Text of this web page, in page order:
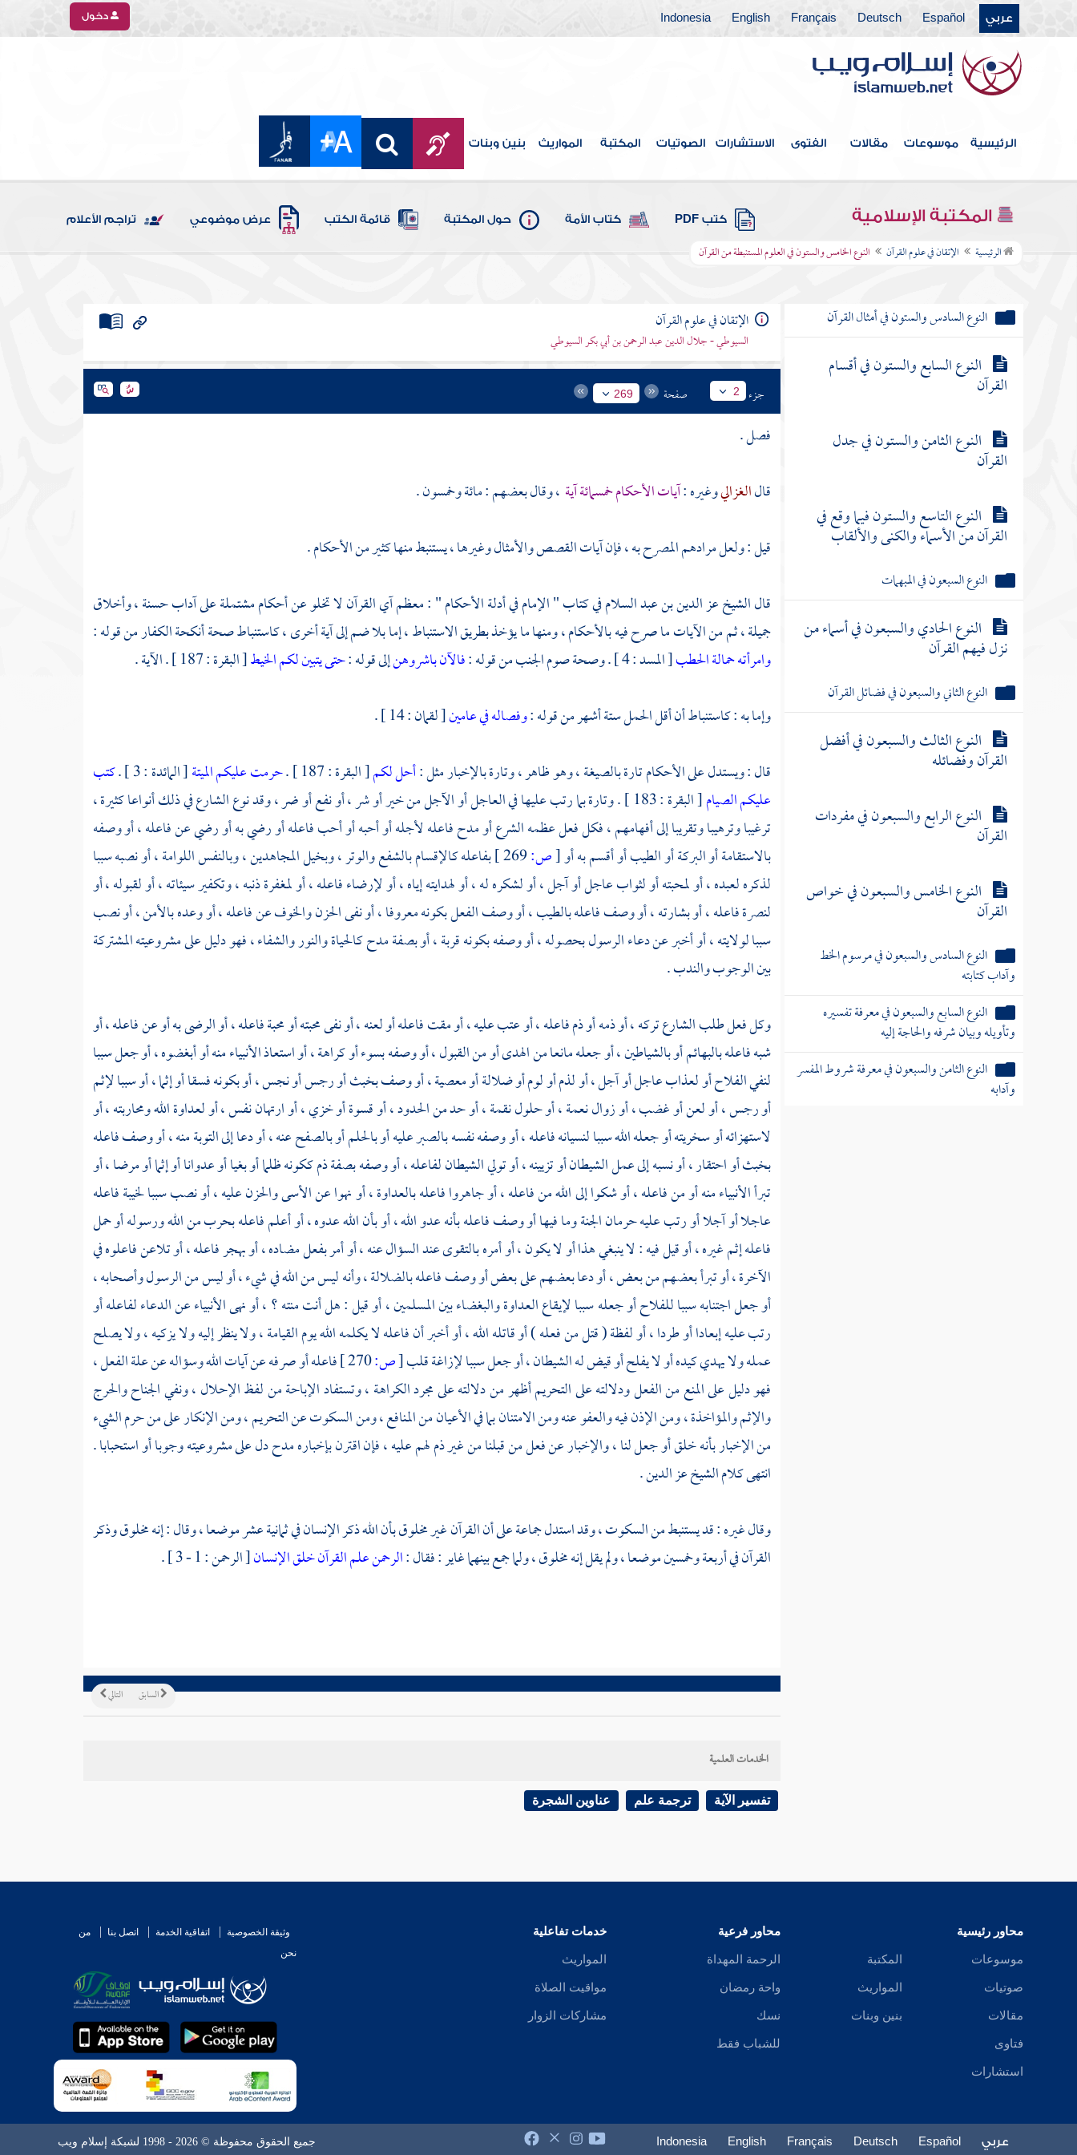
عربي Español
Deutsch
Français
English
Indonesia دخول
الرئيسية موسوعات مقالات الفتوى الاستشارات الصوتيات المكتبة المواريث بنين وبنات
المكتبة الإسلامية كتب PDF كتاب الأمة حول المكتبة قائمة الكتب عرض موضوعي تراجم الأعلام
الرئيسية الإتقان في علوم القرآن النوع الخامس والستون في العلوم المستنبطة من القرآن
النوع الحادي والستون في خواتم
السور
النوع الثاني والستون في مناسبة الآيات والسور
النوع الثالث والستون في الآيات
النوع الرابع والستون في إعجاز القرآن
النوع الخامس والستون في العلوم
النوع السادس والستون في أمثال القرآن
النوع السابع والستون في أقسام
القرآن
النوع الثامن والستون في جدل
القرآن
النوع التاسع والستون فيما وقع في
القرآن من الأسماء والكنى والألقاب
النوع السبعون في المبهمات
النوع الحادي والسبعون في أسماء من
نزل فيهم القرآن
النوع الثاني والسبعون في فضائل القرآن
النوع الثالث والسبعون في أفضل
القرآن وفضائله
النوع الرابع والسبعون في مفردات
القرآن
النوع الخامس والسبعون في خواص
القرآن
النوع السادس والسبعون في مرسوم الخط
وآداب كتابته
النوع السابع والسبعون في معرفة تفسيره
وتأويله وبيان شرفه والحاجة إليه
النوع الثامن والسبعون في معرفة شروط المفسر
وآدابه
الإتقان في علوم القرآن
السيوطي - جلال الدين عبد الرحمن بن أبي بكر السيوطي
جزء 2 صفحة 269
فصل .
قالالغزاليوغيره :آيات الأحكام خمسمائة آية ، وقال بعضهم : مائة وخمسون .
قيل : ولعل مرادهم المصرح به ، فإن آيات القصص والأمثال وغيرها ، يستنبط منها كثير من الأحكام .
قال الشيخعز الدين بن عبد السلامفي كتاب " الإمام في أدلة الأحكام " : معظم آي القرآن لا تخلو عن أحكام مشتملة على آداب حسنة ، وأخلاق
جميلة ، ثم من الآيات ما صرح فيه بالأحكام ، ومنها ما يؤخذ بطريق الاستنباط ، إما بلا ضم إلى آية أخرى ، كاستنباط صحة أنكحة الكفار من قوله :
وامرأته حمالة الحطب[ المسد : 4 ] . وصحة صوم الجنب من قوله : فالآن باشروهنإلى قوله :حتى يتبين لكم الخيط[ البقرة : 187 ] . الآية .
وإما به : كاستنباط أن أقل الحمل ستة أشهر من قوله :وفصاله في عامين[ لقمان : 14 ] .
قال : ويستدل على الأحكام تارة بالصيغة ، وهو ظاهر ، وتارة بالإخبار مثل :أحل لكم[ البقرة : 187 ] . حرمت عليكم الميتة[ المائدة : 3 ] .
كتب
عليكم الصيام
[ البقرة : 183 ] . وتارة بما رتب عليها في العاجل أو الآجل من خير أو شر ، أو نفع أو ضر ، وقد نوع الشارع في ذلك أنواعا كثيرة ،
ترغيبا وترهيبا وتقريبا إلى أفهامهم ، فكل فعل عظمه الشرع أو مدح فاعله لأجله أو أحبه أو أحب فاعله أو رضي به أو رضي عن فاعله ، أو وصفه
بالاستقامة أو البركة أو الطيب أو أقسم به أو[ص:
بفاعله كالإقسام بالشفع والوتر ، وبخيل المجاهدين ، وبالنفس اللوامة ، أو نصبه سببا
لذكره لعبده ، أو لمحبته أو لثواب عاجل أو آجل ، أو لشكره له ، أو لهدايته إياه ، أو لإرضاء فاعله ، أو لمغفرة ذنبه ، وتكفير سيئاته ، أو لقبوله ، أو
لنصرة فاعله ، أو بشارته ، أو وصف فاعله بالطيب ، أو وصف الفعل بكونه معروفا ، أو نفى الحزن والخوف عن فاعله ، أو وعده بالأمن ، أو نصب
سببا لولايته ، أو أخبر عن دعاء الرسول بحصوله ، أو وصفه بكونه قربة ، أو بصفة مدح كالحياة والنور والشفاء ، فهو دليل على مشروعيته المشتركة
بين الوجوب والندب .
وكل فعل طلب الشارع تركه ، أو ذمه أو ذم فاعله ، أو عتب عليه ، أو مقت فاعله أو لعنه ، أو نفى محبته أو محبة فاعله ، أو الرضى به أو عن فاعله ، أو
شبه فاعله بالبهائم أو بالشياطين ، أو جعله مانعا من الهدى أو من القبول ، أو وصفه بسوء أو كراهة ، أو استعاذ الأنبياء منه أو أبغضوه ، أو جعل سببا
لنفي الفلاح أو لعذاب عاجل أو آجل ، أو لذم أو لوم أو ضلالة أو معصية ، أو وصف بخبث أو رجس أو نجس ، أو بكونه فسقا أو إثما ، أو سببا لإثم
أو رجس ، أو لعن أو غضب ، أو زوال نعمة ، أو حلول نقمة ، أو حد من الحدود ، أو قسوة أو خزي ، أو ارتهان نفس ، أو لعداوة الله ومحاربته ، أو
لاستهزائه أو سخريته أو جعله الله سببا لنسيانه فاعله ، أو وصفه نفسه بالصبر عليه أو بالحلم أو بالصفح عنه ، أو دعا إلى التوبة منه ، أو وصف فاعله
بخبث أو احتقار ، أو نسبه إلى عمل الشيطان أو تزيينه ، أو تولي الشيطان لفاعله ، أو وصفه بصفة ذم ككونه ظلما أو بغيا أو عدوانا أو إثما أو مرضا ، أو
تبرأ الأنبياء منه أو من فاعله ، أو شكوا إلى الله من فاعله ، أو جاهروا فاعله بالعداوة ، أو نهوا عن الأسى والحزن عليه ، أو نصب سببا لخيبة فاعله
عاجلا أو آجلا أو رتب عليه حرمان الجنة وما فيها أو وصف فاعله بأنه عدو الله ، أو بأن الله عدوه ، أو أعلم فاعله بحرب من الله ورسوله أو حمل
فاعله إثم غيره ، أو قيل فيه : لا ينبغي هذا أو لا يكون ، أو أمره بالتقوى عند السؤال عنه ، أو أمر بفعل مضاده ، أو بهجر فاعله ، أو تلاعن فاعلوه في
الآخرة ، أو تبرأ بعضهم من بعض ، أو دعا بعضهم على بعض أو وصف فاعله بالضلالة ، وأنه ليس من الله في شيء ، أو ليس من الرسول وأصحابه ،
أو جعل اجتنابه سببا للفلاح أو جعله سببا لإيقاع العداوة والبغضاء بين المسلمين ، أو قيل : هل أنت منته ؟ ، أو نهى الأنبياء عن الدعاء لفاعله أو
رتب عليه إبعادا أو طردا ، أو لفظة ( قتل من فعله ) أو قاتله الله ، أو أخبر أن فاعله لا يكلمه الله يوم القيامة ، ولا ينظر إليه ولا يزكيه ، ولا يصلح
عمله ولا يهدي كيده أو لا يفلح أو قيض له الشيطان ، أو جعل سببا لإزاغة قلب[ص:270 ]
فاعله أو صرفه عن آيات الله وسؤاله عن علة الفعل ،
فهو دليل على المنع من الفعل ودلالته على التحريم أظهر من دلالته على مجرد الكراهة ، وتستفاد الإباحة من لفظ الإحلال ، ونفي الجناح والحرج
والإثم والمؤاخذة ، ومن الإذن فيه والعفو عنه ومن الامتنان بما في الأعيان من المنافع ، ومن السكوت عن التحريم ، ومن الإنكار على من حرم الشيء
من الإخبار بأنه خلق أو جعل لنا ، والإخبار عن فعل من قبلنا من غير ذم لهم عليه ، فإن اقترن بإخباره مدح دل على مشروعيته وجوبا أو استحبابا .
انتهى كلام الشيخ عز الدين .
وقال غيره : قد يستنبط من السكوت ، وقد استدل جماعة على أن القرآن غير مخلوق بأن الله ذكر الإنسان في ثمانية عشر موضعا ، وقال : إنه مخلوق وذكر
القرآن في أربعة وخمسين موضعا ، ولم يقل إنه مخلوق ، ولما جمع بينهما غاير : فقال :الرحمن علم القرآن خلق الإنسان[ الرحمن : 1 - 3 ] .
التالي السابق
الخدمات العلمية
تفسير الآية ترجمة علم عناوين الشجرة
محاور رئيسية
موسوعات
صوتيات
مقالات
فتاوى
استشارات
المكتبة
المواريث
بنين وبنات
محاور فرعية
الرحمة المهداة
واحة رمضان
نسك
للشباب فقط
خدمات تفاعلية
المواريث
مواقيت الصلاة
مشاركات الزوار
وثيقة الخصوصية اتفاقية الخدمة اتصل بنا
من
نحن
عربي Español
Deutsch
Français
English
Indonesia جميع الحقوق محفوظة © 2026 - 1998 لشبكة إسلام ويب